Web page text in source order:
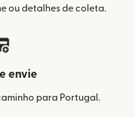
ou detalhes de coleta.
envie
para Portugal.